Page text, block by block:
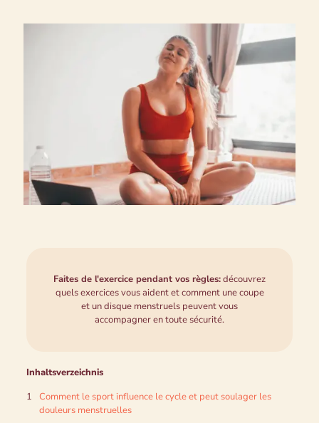
Faites de l'exercice pendant vos règles:découvrez
quels exercices vous aident et comment une coupe
et un disque menstruels peuvent vous
accompagner en toute sécurité.
Inhaltsverzeichnis
Comment le sport influence le cycle et peut soulager les
douleurs menstruelles